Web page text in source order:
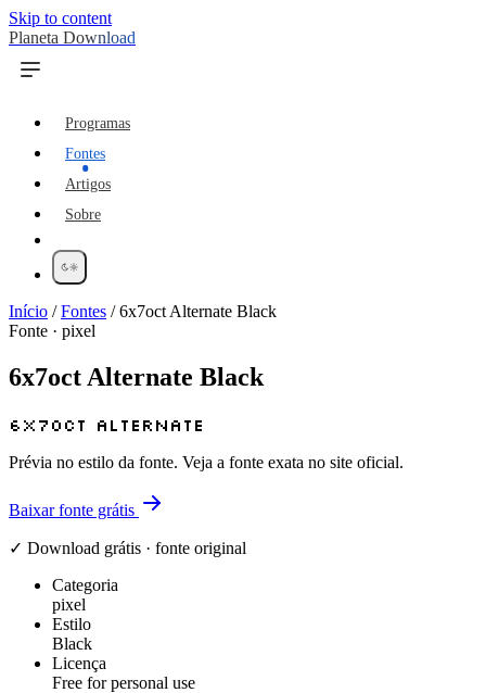
Skip to content
Planeta Download
Programas
Fontes
Artigos
Sobre
Início /Fontes /6x7oct Alternate Black
Fonte · pixel
6x7oct Alternate Black
6x7oct Alternate
Prévia no estilo da fonte. Veja a fonte exata no site oficial.
Baixar fonte grátis
✓ Download grátis · fonte original
Categoria
pixel
Estilo
Black
Licença
Free for personal use